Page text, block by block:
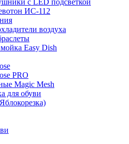
с LED подсветкой
ИС-112
воздуха
Easy Dish
PRO
Magic Mesh
для обуви